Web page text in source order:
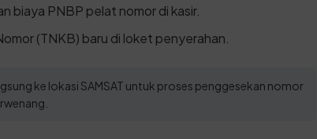
biaya PNBP pelat nomor di kasir.
(TNKB) baru di loket penyerahan.
ke lokasi SAMSAT untuk proses penggesekan nomor